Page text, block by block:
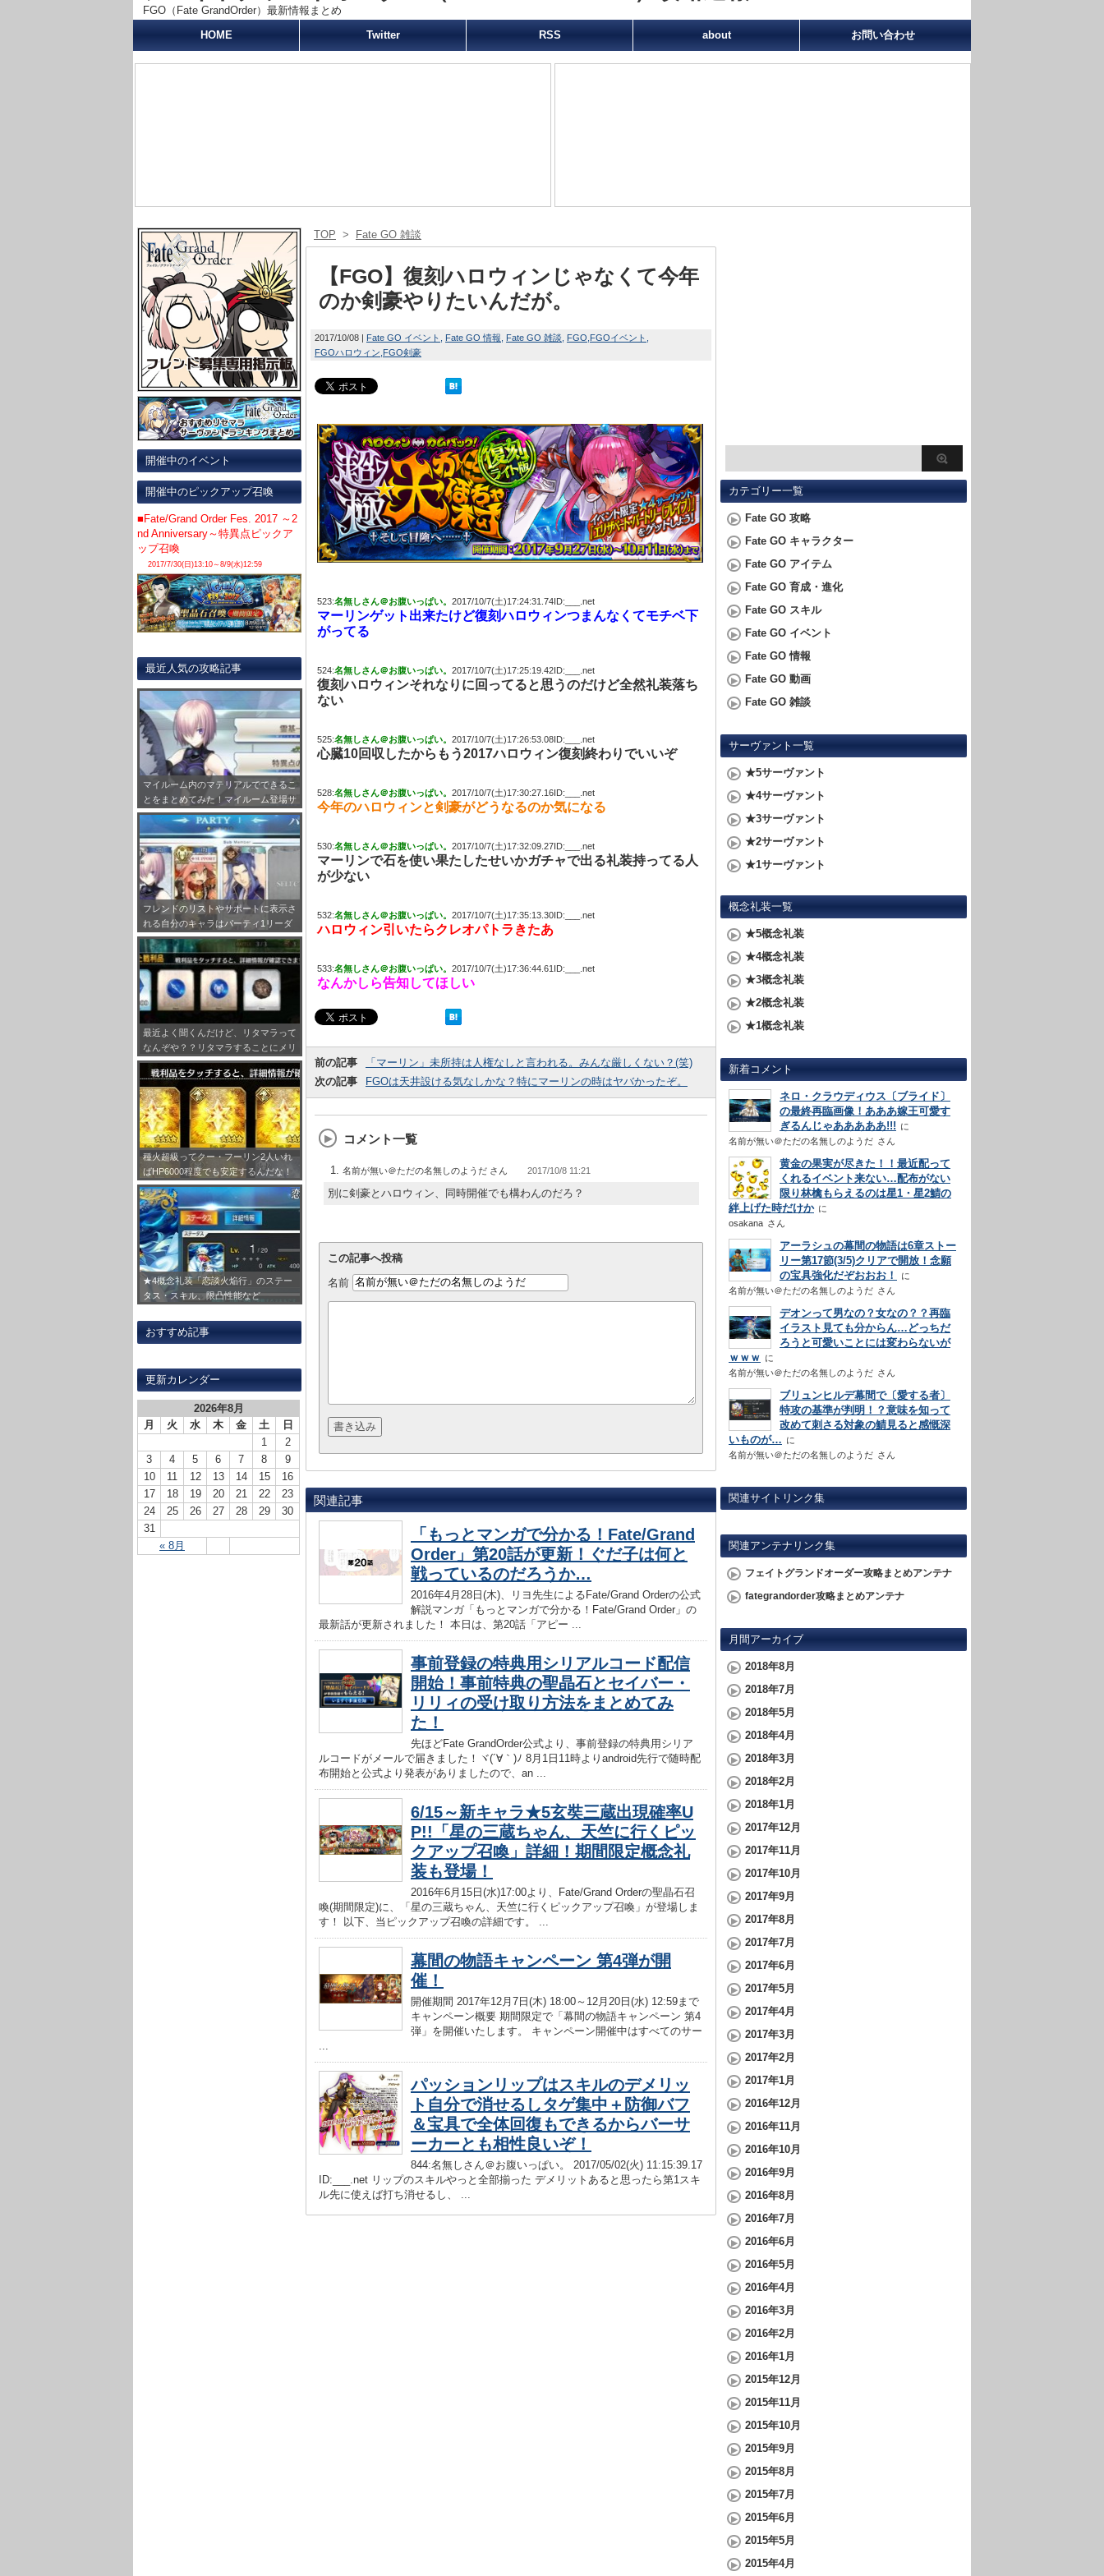
FGO（Fate GrandOrder）最新情報まとめ
HOME
Twitter RSS about お問い合わせ
開催中のイベント
開催中のピックアップ召喚
■Fate/Grand Order Fes. 2017 ～2
nd Anniversary～特異点ピックア
ップ召喚
2017/7/30(日)13:10～8/9(水)12:59
最近人気の攻略記事
マイルーム内のマテリアルでできるこ
とをまとめてみた！マイルーム登場サ
ーヴァント設定も！
フレンドのリストやサポートに表示さ
れる自分のキャラはパーティ1リーダ
ーで固定だぞ！
最近よく聞くんだけど、リタマラって
なんぞや？？リタマラすることにメリ
ットってあるの？？
種火超級ってクー・フーリン2人いれ
ばHP6000程度でも安定するんだな！
あとは一人強いバーサーカー借りれば
周回可能で助かるｗｗ
★4概念礼装「恋談火焔行」のステー
タス・スキル、限凸性能など
おすすめ記事
更新カレンダー
2026年8月
月
火 水 木 金 土 日
« 8月
1
2
3
4 5 6 7 8
9
10
11 12 13 14 15
16
17
18 19 20 21 22
23
24
25 26 27 28 29
30
31
TOP > Fate GO 雑談
【FGO】復刻ハロウィンじゃなくて今年
のか剣豪やりたいんだが。
2017/10/08 Fate GO イベント Fate GO 情報 Fate GO 雑談 FGO FGOイベント
FGOハロウィン FGO剣豪
523:名無しさん＠お腹いっぱい。 2017/10/7(土)17:24:31.74ID:___.net
マーリンゲット出来たけど復刻ハロウィンつまんなくてモチベ下
がってる
524:名無しさん＠お腹いっぱい。 2017/10/7(土)17:25:19.42ID:___.net
復刻ハロウィンそれなりに回ってると思うのだけど全然礼装落ち
ない
525:名無しさん＠お腹いっぱい。 2017/10/7(土)17:26:53.08ID:___.net
心臓10回収したからもう2017ハロウィン復刻終わりでいいぞ
528:名無しさん＠お腹いっぱい。 2017/10/7(土)17:30:27.16ID:___.net
今年のハロウィンと剣豪がどうなるのか気になる
530:名無しさん＠お腹いっぱい。 2017/10/7(土)17:32:09.27ID:___.net
マーリンで石を使い果たしたせいかガチャで出る礼装持ってる人
が少ない
532:名無しさん＠お腹いっぱい。 2017/10/7(土)17:35:13.30ID:___.net
ハロウィン引いたらクレオパトラきたあ
533:名無しさん＠お腹いっぱい。 2017/10/7(土)17:36:44.61ID:___.net
なんかしら告知してほしい
前の記事
「マーリン」未所持は人権なしと言われる。みんな厳しくない？(笑)
次の記事
FGOは天井設ける気なしかな？特にマーリンの時はヤバかったぞ。
コメント一覧
名前が無い＠ただの名無しのようだ 2017/10/8 11:21
別に剣豪とハロウィン、同時開催でも構わんのだろ？
この記事へ投稿
名前
関連記事
「もっとマンガで分かる！Fate/Grand
Order」第20話が更新！ぐだ子は何と
戦っているのだろうか…
2016年4月28日(木)、リヨ先生によるFate/Grand Orderの公式
解説マンガ「もっとマンガで分かる！Fate/Grand Order」の
最新話が更新されました！ 本日は、第20話「アピー ...
事前登録の特典用シリアルコード配信
開始！事前特典の聖晶石とセイバー・
リリィの受け取り方法をまとめてみ
た！
先ほどFate GrandOrder公式より、事前登録の特典用シリア
ルコードがメールで届きました！ヾ(´∀｀)ﾉ 8月1日11時よりandroid先行で随時配
布開始と公式より発表がありましたので、an ...
6/15～新キャラ★5玄奘三蔵出現確率U
P!!「星の三蔵ちゃん、天竺に行くピッ
クアップ召喚」詳細！期間限定概念礼
装も登場！
2016年6月15日(水)17:00より、Fate/Grand Orderの聖晶石召
喚(期間限定)に、「星の三蔵ちゃん、天竺に行くピックアップ召喚」が登場しま
す！ 以下、当ピックアップ召喚の詳細です。 ...
幕間の物語キャンペーン 第4弾が開
催！
開催期間 2017年12月7日(木) 18:00～12月20日(水) 12:59まで
キャンペーン概要 期間限定で「幕間の物語キャンペーン 第4
弾」を開催いたします。 キャンペーン開催中はすべてのサー
パッションリップはスキルのデメリッ
ト自分で消せるしタゲ集中＋防御バフ
＆宝具で全体回復もできるからバーサ
ーカーとも相性良いぞ！
844:名無しさん＠お腹いっぱい。 2017/05/02(火) 11:15:39.17
ID:___.net リップのスキルやっと全部揃った デメリットあると思ったら第1スキ
ル先に使えば打ち消せるし、 ...
カテゴリー一覧
Fate GO 攻略
Fate GO キャラクター
Fate GO アイテム
Fate GO 育成・進化
Fate GO スキル
Fate GO イベント
Fate GO 情報
Fate GO 動画
Fate GO 雑談
サーヴァント一覧
★5サーヴァント
★4サーヴァント
★3サーヴァント
★2サーヴァント
★1サーヴァント
概念礼装一覧
★5概念礼装
★4概念礼装
★3概念礼装
★2概念礼装
★1概念礼装
新着コメント
ネロ・クラウディウス〔ブライド〕
の最終再臨画像！あああ嫁王可愛す
ぎるんじゃあああああ!!!
名前が無い＠ただの名無しのようだ さん
黄金の果実が尽きた！！最近配って
くれるイベント来ない…配布がない
限り林檎もらえるのは星1・星2鯖の
絆上げた時だけか
osakana さん
アーラシュの幕間の物語は6章ストー
リー第17節(3/5)クリアで開放！念願
の宝具強化だぞおおお！
名前が無い＠ただの名無しのようだ さん
デオンって男なの？女なの？？再臨
イラスト見ても分からん…どっちだ
ろうと可愛いことには変わらないが
ｗｗｗ
名前が無い＠ただの名無しのようだ さん
ブリュンヒルデ幕間で〔愛する者〕
特攻の基準が判明！？意味を知って
改めて刺さる対象の鯖見ると感慨深
いものが…
名前が無い＠ただの名無しのようだ さん
関連サイトリンク集
関連アンテナリンク集
フェイトグランドオーダー攻略まとめアンテナ
fategrandorder攻略まとめアンテナ
月間アーカイブ
2018年8月
2018年7月
2018年5月
2018年4月
2018年3月
2018年2月
2018年1月
2017年12月
2017年11月
2017年10月
2017年9月
2017年8月
2017年7月
2017年6月
2017年5月
2017年4月
2017年3月
2017年2月
2017年1月
2016年12月
2016年11月
2016年10月
2016年9月
2016年8月
2016年7月
2016年6月
2016年5月
2016年4月
2016年3月
2016年2月
2016年1月
2015年12月
2015年11月
2015年10月
2015年9月
2015年8月
2015年7月
2015年6月
2015年5月
2015年4月